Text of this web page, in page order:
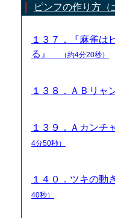
ピンフの作り方（
１３７．『麻雀は
る』
（約4分20秒）
１３８．ＡＢリ
１３９．Ａカンチ
4分50秒）
１４０．ツキの
40秒）